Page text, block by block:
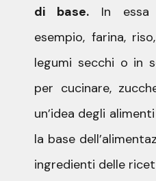
di base.In essa
esempio, farina,
legumi secchi o in
per cucinare,
un’idea degli
la base
ingredienti delle